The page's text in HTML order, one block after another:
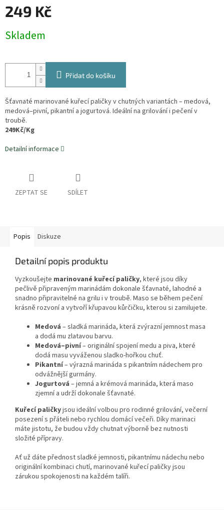
249 Kč
cena:
Skladem
Přidat do košíku
Šťavnaté marinované kuřecí paličky v chutných variantách – medová,
medová–pivní, pikantní a jogurtová. Ideální na grilování i pečení v
troubě.
249Kč/Kg
Detailní informace
ZEPTAT SE SDÍLET
Popis Diskuze
Detailní popis produktu
Vyzkoušejte marinované kuřecí paličky, které jsou díky
pečlivě připraveným marinádám dokonale šťavnaté, lahodné a
snadno připravitelné na grilu i v troubě. Maso se během pečení
krásně rozvoní a vytvoří křupavou kůrčičku, kterou si zamilujete.
Medová – sladká marináda, která zvýrazní jemnost masa
a dodá mu zlatavou barvu.
Medová–pivní– originální spojení medu a piva, které
dodá masu vyváženou sladko-hořkou chuť.
Pikantní– výrazná marináda s pikantním nádechem pro
odvážnější gurmány.
Jogurtová – jemná a krémová marináda, která maso
zjemní a udrží dokonale šťavnaté.
Kuřecí paličkyjsou ideální volbou pro rodinné grilování, večerní
posezení s přáteli nebo rychlou domácí večeři. Díky marinaci
máte jistotu, že budou vždy chutnat výborně bez nutnosti
složité přípravy.
Ať už dáte přednost sladké jemnosti, pikantnímu nádechu nebo
originální kombinaci chutí, marinované kuřecí paličky jsou
zárukou spokojenosti na každém talíři.